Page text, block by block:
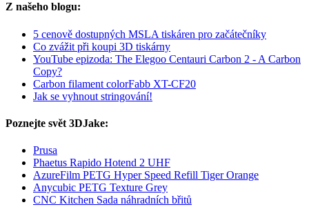
Z našeho blogu:
5 cenově dostupných MSLA tiskáren pro začátečníky
Co zvážit při koupi 3D tiskárny
YouTube epizoda: The Elegoo Centauri Carbon 2 - A Carbon
Copy?
Carbon filament colorFabb XT-CF20
Jak se vyhnout stringování!
Poznejte svět 3DJake:
Prusa
Phaetus Rapido Hotend 2 UHF
AzureFilm PETG Hyper Speed Refill Tiger Orange
Anycubic PETG Texture Grey
CNC Kitchen Sada náhradních břitů